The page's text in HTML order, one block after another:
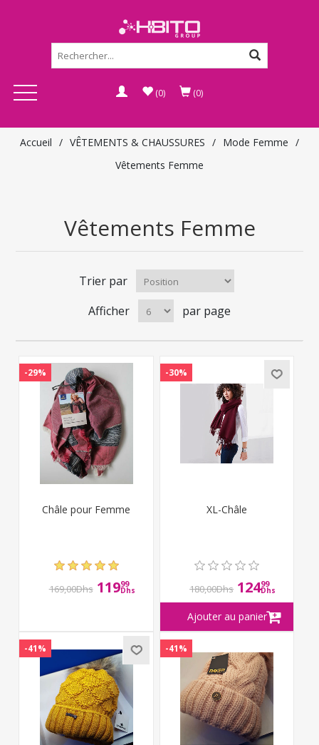
(0) (0)
Accueil / VÊTEMENTS & CHAUSSURES / Mode Femme /
Vêtements Femme
Vêtements Femme
Trier par
Afficher
par page
-29%
Châle pour Femme
169,00Dhs 11999
Dhs
-30%
XL-Châle
180,00Dhs 12499
Dhs
-41% -41%